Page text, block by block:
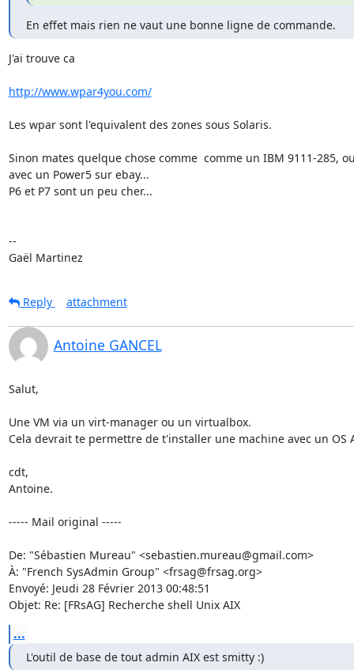
En effet mais rien ne vaut une bonne ligne de commande.
J'ai trouve ca
http://www.wpar4you.com/
Les wpar sont l'equivalent des zones sous Solaris.
Sinon mates quelque chose comme  comme un IBM 9111-285,
avec un Power5 sur ebay...
P6 et P7 sont un peu cher...
--
Gaël Martinez
Reply attachment
Antoine GANCEL
Salut,
Une VM via un virt-manager ou un virtualbox.
Cela devrait te permettre de t'installer une machine avec un OS
cdt,
Antoine.
----- Mail original -----
De: "Sébastien Mureau" <sebastien.mureau@gmail.com>
À: "French SysAdmin Group" <frsag@frsag.org>
Envoyé: Jeudi 28 Février 2013 00:48:51
Objet: Re: [FRsAG] Recherche shell Unix AIX
...
L'outil de base de tout admin AIX est smitty :)